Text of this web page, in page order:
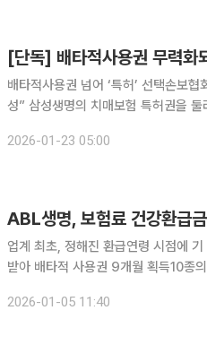
[단독] 배타적사용권 무력화
배타적사용권 넘어 ‘특허’ 선택손보
성” 삼성생명의 치매보험 특허권을 둘러싼 손해보험업계와 생명보험업계 1위사 간의 사상 초유 '독
취소 신청이 기각되면서 한시적 보호
2026-01-23 05:00
업계 최초, 정해진 환급연령 시점에
받아 배타적 사용권 9개월 획득10종
WON건강환급보험’을 신규 출시했
2026-01-05 11:40